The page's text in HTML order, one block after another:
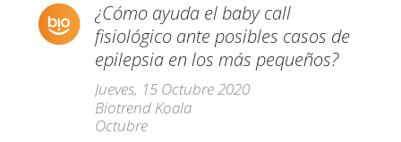
¿Cómo ayuda el baby call
fisiológico ante posibles casos de
epilepsia en los más pequeños?
Jueves, 15 Octubre 2020
Biotrend Koala
Octubre